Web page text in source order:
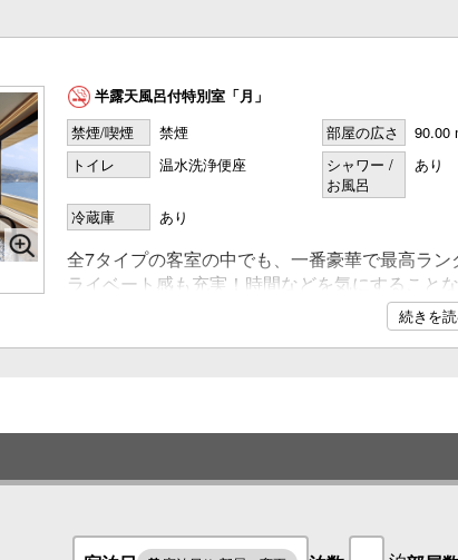
～
～(2名
半露天風呂付特別室「月」
禁煙/喫煙
禁煙 部屋の広さ 90.00
トイレ
温水洗浄便座
シャワー /
お風呂
あり
冷蔵庫 あり
全7タイプの客室の中でも、一番豪華で最高ラ
ライベート感も充実！時間などを気にすること
にお入りいただけます。ベッドはシモンズのベ
越しの富士山という絶景をご覧いただけます。
がついております。
■間取り■
※専用の半露天風呂は温泉です。
液晶ワイドテレビ／冷蔵庫／エアコン／湯沸し
続きを